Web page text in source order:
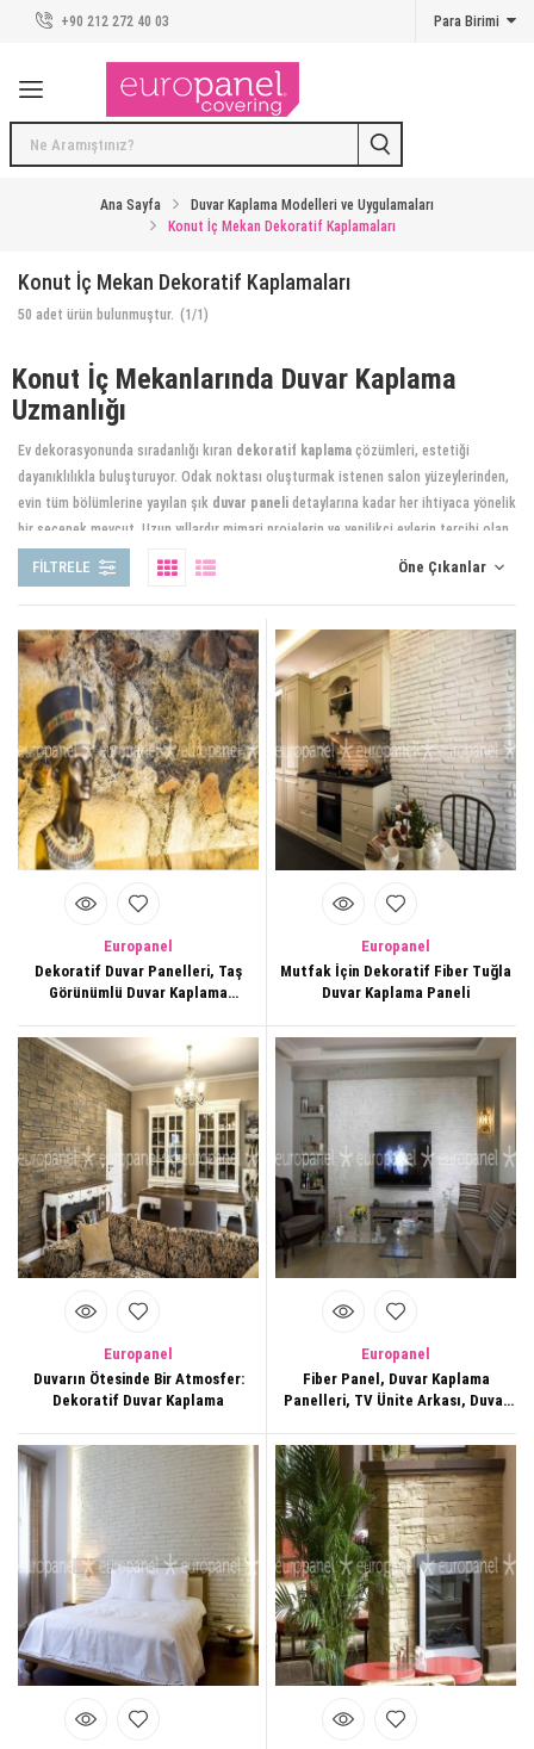
+90 212 272 40 03 Para Birimi
Duvar Panelleri
Duvar Panelleri
Kreatif Koleksiyon
Taş Duvar Kaplama Panelleri
Karo Duvar Kaplama Panelleri
Duvar Kaplama Modelleri ve Uygulamaları
İlham Veren Mekanlar
Ana Sayfa
Duvar Kaplama Modelleri ve Uygulamaları
Konut İç Mekan Dekoratif Kaplamaları
Konut İç Mekan Dekoratif Kaplamaları
50 adet ürün bulunmuştur. (1/1)
Konut İç Mekanlarında Duvar Kaplama
Uzmanlığı
Ev dekorasyonunda sıradanlığı kıran dekoratif kaplama çözümleri, estetiği
dayanıklılıkla buluşturuyor. Odak noktası oluşturmak istenen salon yüzeylerinden,
evin tüm bölümlerine yayılan şık duvar paneli detaylarına kadar her ihtiyaca yönelik
bir seçenek mevcut. Uzun yıllardır mimari projelerin ve yenilikçi evlerin tercihi olan
bu koleksiyon, mekanın bütününe lüks ve modern bir kimlik kazandırıyor. Dokusuyla
yeni bir boyut katın.
FILTRELE
Europanel
Dekoratif Duvar Panelleri, Taş
Görünümlü Duvar Kaplama
Paneli,2001
Europanel
Mutfak İçin Dekoratif Fiber Tuğla
Duvar Kaplama Paneli
Europanel
Duvarın Ötesinde Bir Atmosfer:
Dekoratif Duvar Kaplama
Europanel
Fiber Panel, Duvar Kaplama
Panelleri, TV Ünite Arkası, Duvar